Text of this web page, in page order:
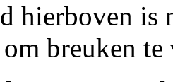
hierboven is
breuken te